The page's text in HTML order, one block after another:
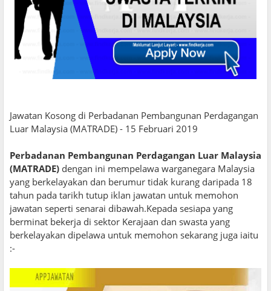
Jawatan Kosong di Perbadanan Pembangunan Perdagangan
Luar Malaysia (MATRADE) - 15 Februari 2019
Perbadanan Pembangunan Perdagangan Luar Malaysia
(MATRADE) dengan ini mempelawa warganegara Malaysia
yang berkelayakan dan berumur tidak kurang daripada 18
tahun pada tarikh tutup iklan jawatan untuk memohon
jawatan seperti senarai dibawah.Kepada sesiapa yang
berminat bekerja di sektor Kerajaan dan swasta yang
berkelayakan dipelawa untuk memohon sekarang juga iaitu
:-